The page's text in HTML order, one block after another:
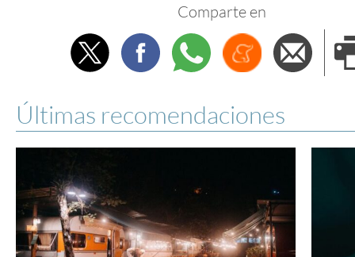
Comparte en
TwitterFacebookWhatsappMenéame
Últimas recomendaciones